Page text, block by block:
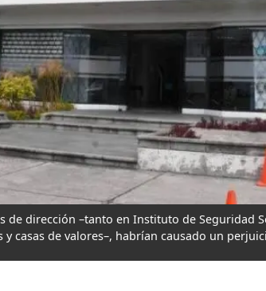
de dirección –tanto en Instituto de Seguridad
casas de valores–, habrían causado un